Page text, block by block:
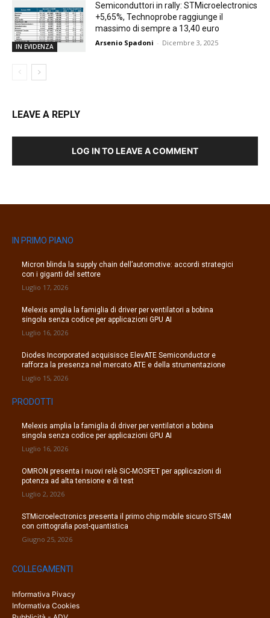
IN EVIDENZA
Semiconduttori in rally: STMicroelectronics
+5,65%, Technoprobe raggiunge il
massimo di sempre a 13,40 euro
Arsenio Spadoni - Dicembre 3, 2025
LEAVE A REPLY
LOG IN TO LEAVE A COMMENT
IN PRIMO PIANO
Micron blinda la supply chain dell’automotive: accordi strategici
con i giganti del settore
Luglio 17, 2026
Melexis amplia la famiglia di driver per ventilatori a bobina
singola senza codice per applicazioni GPU AI
Luglio 16, 2026
Diodes Incorporated acquisisce ElevATE Semiconductor e
rafforza la presenza nel mercato ATE e della strumentazione
Luglio 15, 2026
PRODOTTI
Melexis amplia la famiglia di driver per ventilatori a bobina
singola senza codice per applicazioni GPU AI
Luglio 16, 2026
OMRON presenta i nuovi relè SiC-MOSFET per applicazioni di
potenza ad alta tensione e di test
Luglio 2, 2026
STMicroelectronics presenta il primo chip mobile sicuro ST54M
con crittografia post-quantistica
Giugno 25, 2026
COLLEGAMENTI
Informativa Pivacy
Informativa Cookies